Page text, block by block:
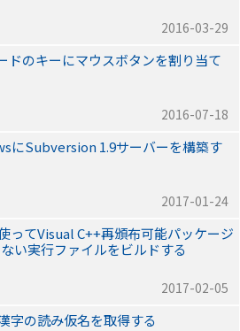
2016-03-29
ドのキーにマウスボタンを割り当て
2016-07-18
にSubversion 1.9サーバーを構築す
2017-01-24
ってVisual C++再頒布可能パッケージ
い実行ファイルをビルドする
2017-02-05
字の読み仮名を取得する